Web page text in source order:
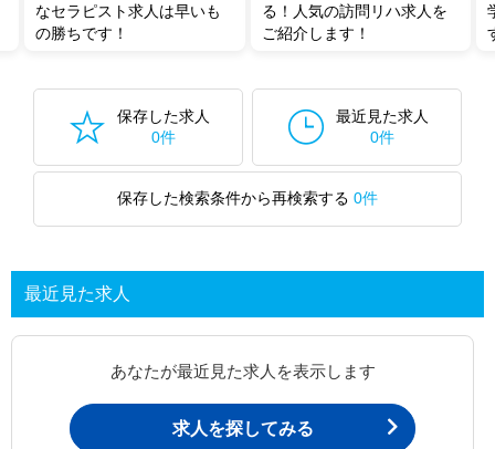
なセラピスト求人は早いも
の勝ちです！
る！人気の訪問リハ求人を
ご紹介します！
保存した求人
0件
最近見た求人
0件
保存した検索条件から再検索する 0件
最近見た求人
あなたが最近見た求人を表示します
求人を探してみる